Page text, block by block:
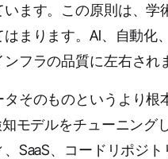
ます。この原則は、
まります。AI、自動化
フラの品質に左右され
そのものというより
モデルをチューニング
SaaS、コードリポジ